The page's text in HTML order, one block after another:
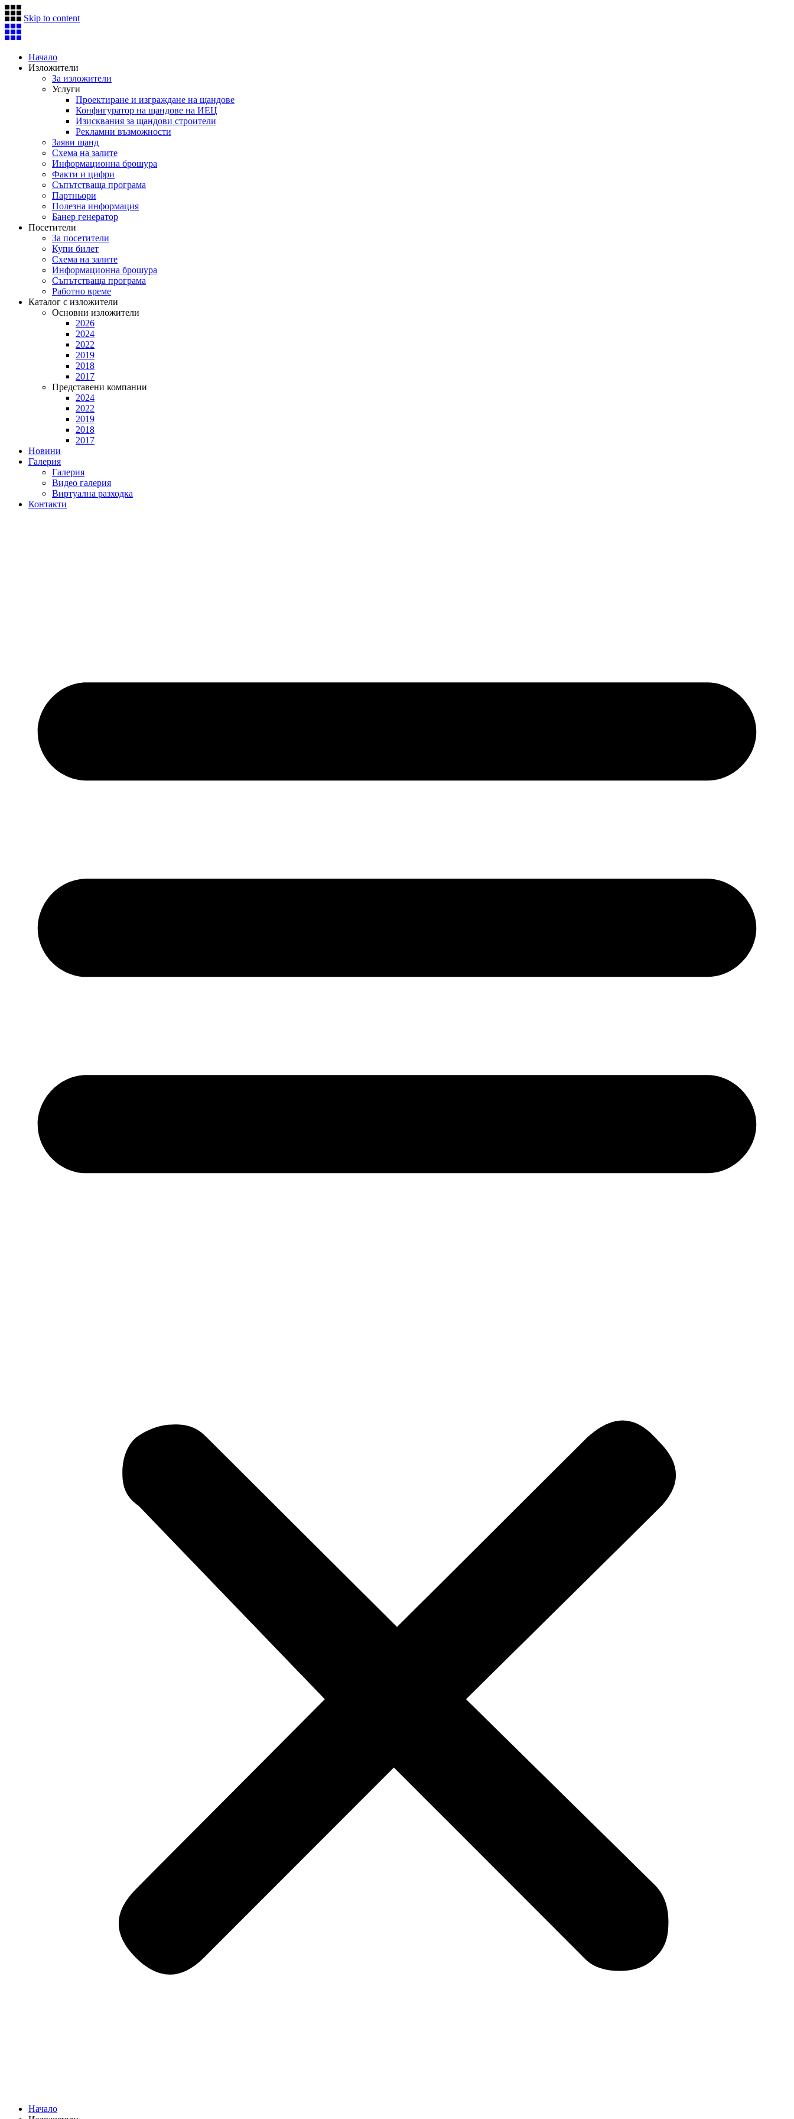
Skip to content
Начало
Изложители
За изложители
Услуги
Проектиране и изграждане на щандове
Конфигуратор на щандове на ИЕЦ
Изисквания за щандови строители
Рекламни възможности
Заяви щанд
Схема на залите
Информационна брошура
Факти и цифри
Съпътстваща програма
Партньори
Полезна информация
Банер генератор
Посетители
За посетители
Купи билет
Схема на залите
Информационна брошура
Съпътстваща програма
Работно време
Каталог с изложители
Основни изложители
2026
2024
2022
2019
2018
2017
Представени компании
2024
2022
2019
2018
2017
Новини
Галерия
Галерия
Видео галерия
Виртуална разходка
Контакти
Начало